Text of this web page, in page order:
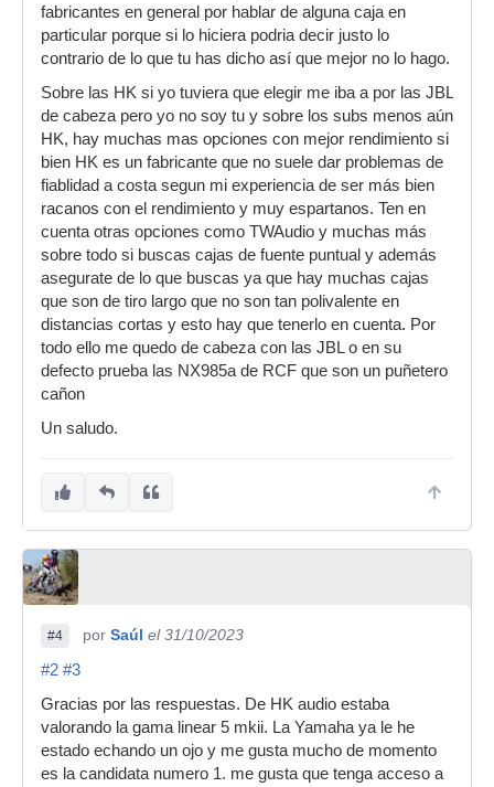
fabricantes en general por hablar de alguna caja en
particular porque si lo hiciera podria decir justo lo
contrario de lo que tu has dicho así que mejor no lo hago.
Sobre las HK si yo tuviera que elegir me iba a por las JBL
de cabeza pero yo no soy tu y sobre los subs menos aún
HK, hay muchas mas opciones con mejor rendimiento si
bien HK es un fabricante que no suele dar problemas de
fiablidad a costa segun mi experiencia de ser más bien
racanos con el rendimiento y muy espartanos. Ten en
cuenta otras opciones como TWAudio y muchas más
sobre todo si buscas cajas de fuente puntual y además
asegurate de lo que buscas ya que hay muchas cajas
que son de tiro largo que no son tan polivalente en
distancias cortas y esto hay que tenerlo en cuenta. Por
todo ello me quedo de cabeza con las JBL o en su
defecto prueba las NX985a de RCF que son un puñetero
cañon
Un saludo.
#4 por Saúl el 31/10/2023
#2 #3
Gracias por las respuestas. De HK audio estaba
valorando la gama linear 5 mkii. La Yamaha ya le he
estado echando un ojo y me gusta mucho de momento
es la candidata numero 1. me gusta que tenga acceso a